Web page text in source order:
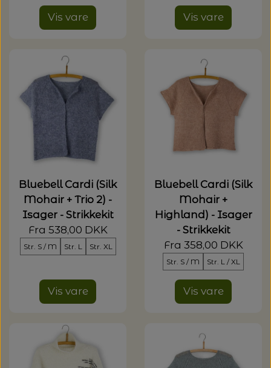
Vis vare Vis vare
Bluebell Cardi (Silk
Mohair + Trio 2) -
Isager - Strikkekit
Fra 538,00 DKK
Str. S / M Str. L Str. XL
Vis vare
Bluebell Cardi (Silk
Mohair +
Highland) - Isager
- Strikkekit
Fra 358,00 DKK
Str. S / M Str. L / XL
Vis vare